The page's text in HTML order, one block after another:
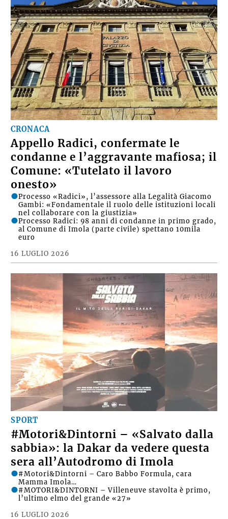
CRONACA
Appello Radici, confermate le
condanne e l’aggravante mafiosa; il
Comune: «Tutelato il lavoro
onesto»
16 LUGLIO 2026
Processo «Radici», l’assessore alla Legalità Giacomo
Gambi: «Fondamentale il ruolo delle istituzioni locali
nel collaborare con la giustizia»
Processo Radici: 98 anni di condanne in primo grado,
al Comune di Imola (parte civile) spettano 10mila
euro
SPORT
#Motori&Dintorni – «Salvato dalla
sabbia»: la Dakar da vedere questa
sera all’Autodromo di Imola
16 LUGLIO 2026
#Motori&Dintorni – Caro Babbo Formula, cara
Mamma Imola…
#MOTORI&DINTORNI – Villeneuve stavolta è primo,
l’ultimo elmo del grande «27»